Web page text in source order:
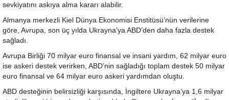
sevkiyatını askıya alma kararı alabilir.
Almanya merkezli Kiel Dünya Ekonomisi Enstitüsü’nün verilerine
göre, Avrupa, son üç yılda Ukrayna’ya ABD’den daha fazla destek
sağladı.
Avrupa Birliği 70 milyar euro finansal ve insani yardım, 62 milyar euro
ise askeri destek verirken, ABD’nin sağladığı toplam destek 50 milyar
euro finansal ve 64 milyar euro askeri yardımdan oluştu.
ABD desteğinin belirsizliği karşısında, İngiltere Ukrayna’ya 1,6 milyar